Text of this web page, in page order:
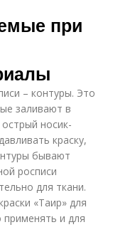
при
– контуры. Это
заливают в
носик-
краску,
бывают
росписи
для ткани.
«Таир» для
и для